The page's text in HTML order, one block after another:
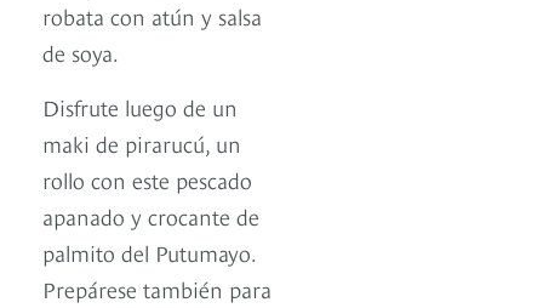
robata con atún y salsa
de soya.
Disfrute luego de un
maki de pirarucú, un
rollo con este pescado
apanado y crocante de
palmito del Putumayo.
Prepárese también para